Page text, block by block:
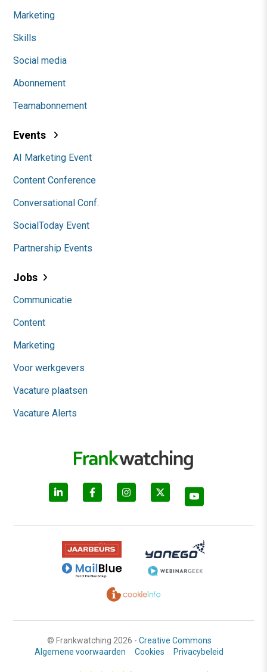
Marketing
Skills
Social media
Abonnement
Teamabonnement
Events
AI Marketing Event
Content Conference
Conversational Conf.
SocialToday Event
Partnership Events
Jobs
Communicatie
Content
Marketing
Voor werkgevers
Vacature plaatsen
Vacature Alerts
© Frankwatching 2026 - Creative Commons
Algemene voorwaarden
Cookies Privacybeleid